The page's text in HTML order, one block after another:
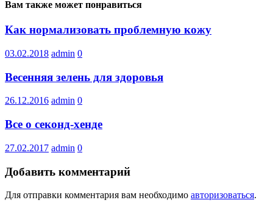
Вам также может понравиться
Как нормализовать проблемную кожу
03.02.2018 admin 0
Весенняя зелень для здоровья
26.12.2016 admin 0
Все о секонд-хенде
27.02.2017 admin 0
Добавить комментарий
Для отправки комментария вам необходимо авторизоваться.